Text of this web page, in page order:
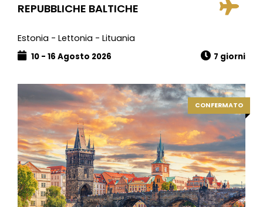
REPUBBLICHE BALTICHE
Estonia - Lettonia - Lituania
10 - 16 Agosto 2026 7 giorni
CONFERMATO